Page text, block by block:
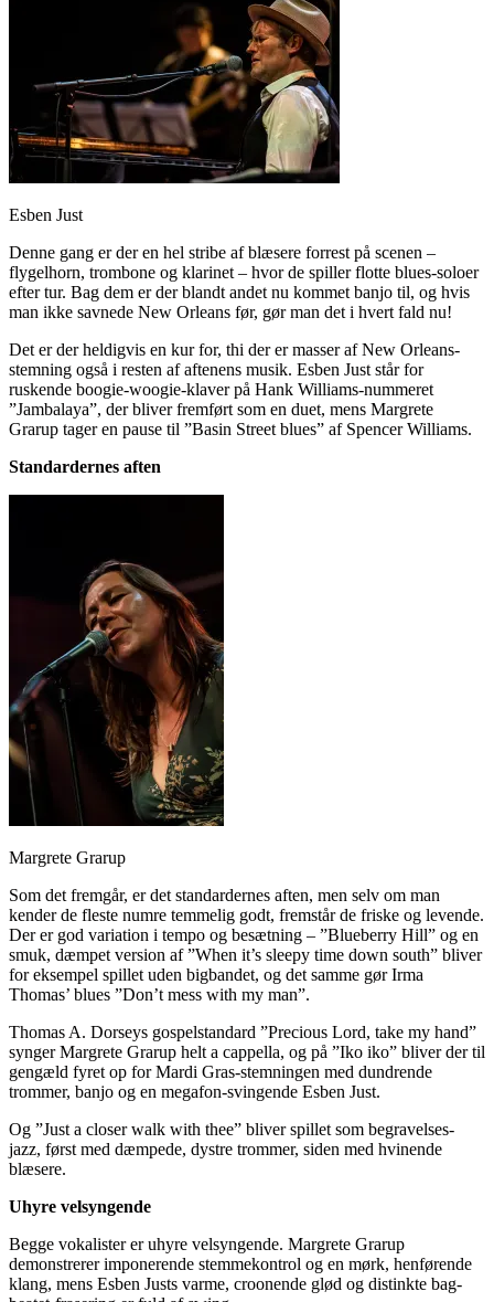
Esben Just
Denne gang er der en hel stribe af blæsere forrest på scenen –
flygelhorn, trombone og klarinet – hvor de spiller flotte blues-soloer
efter tur. Bag dem er der blandt andet nu kommet banjo til, og hvis
man ikke savnede New Orleans før, gør man det i hvert fald nu!
Det er der heldigvis en kur for, thi der er masser af New Orleans-
stemning også i resten af aftenens musik. Esben Just står for
ruskende boogie-woogie-klaver på Hank Williams-nummeret
”Jambalaya”, der bliver fremført som en duet, mens Margrete
Grarup tager en pause til ”Basin Street blues” af Spencer Williams.
Standardernes aften
Margrete Grarup
Som det fremgår, er det standardernes aften, men selv om man
kender de fleste numre temmelig godt, fremstår de friske og levende.
Der er god variation i tempo og besætning – ”Blueberry Hill” og en
smuk, dæmpet version af ”When it’s sleepy time down south” bliver
for eksempel spillet uden bigbandet, og det samme gør Irma
Thomas’ blues ”Don’t mess with my man”.
Thomas A. Dorseys gospelstandard ”Precious Lord, take my hand”
synger Margrete Grarup helt a cappella, og på ”Iko iko” bliver der til
gengæld fyret op for Mardi Gras-stemningen med dundrende
trommer, banjo og en megafon-svingende Esben Just.
Og ”Just a closer walk with thee” bliver spillet som begravelses-
jazz, først med dæmpede, dystre trommer, siden med hvinende
blæsere.
Uhyre velsyngende
Begge vokalister er uhyre velsyngende. Margrete Grarup
demonstrerer imponerende stemmekontrol og en mørk, henførende
klang, mens Esben Justs varme, croonende glød og distinkte bag-